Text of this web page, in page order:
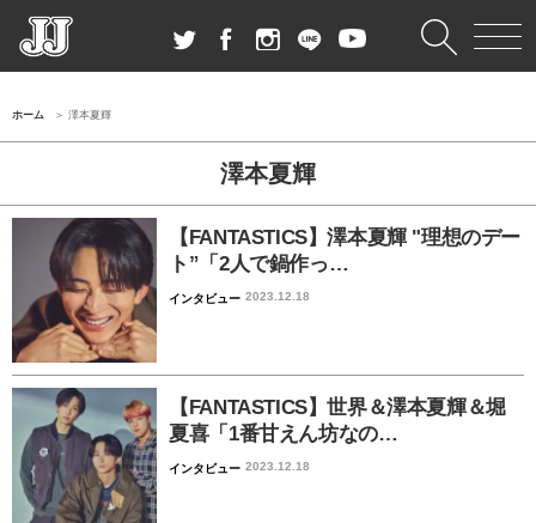
ホーム 澤本夏輝
澤本夏輝
【FANTASTICS】澤本夏輝 "理想のデー
ト”「2人で鍋作っ…
インタビュー 2023.12.18
【FANTASTICS】世界＆澤本夏輝＆堀
夏喜「1番甘えん坊なの…
インタビュー 2023.12.18